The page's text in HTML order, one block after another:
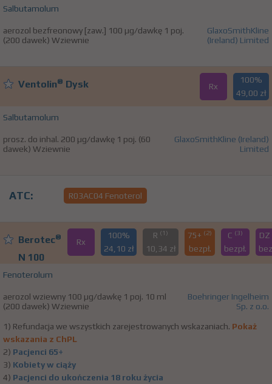
Salbutamolum
aerozol bezfreonowy [zaw.] 100 µg/dawkę 1 poj.
(200 dawek) Wziewnie
GlaxoSmithKline
(Ireland) Limited
Ventolin® Dysk Rx
100%
49,00 zł
Salbutamolum
prosz. do inhal. 200 µg/dawkę 1 poj. (60
dawek) Wziewnie
GlaxoSmithKline (Ireland)
Limited
ATC: R03AC04 Fenoterol
Berotec®
N 100
Rx
100%
24,10 zł
R (1)
10,34 zł
75+ (2)
bezpł.
C (3)
bezpł.
DZ
Fenoterolum
aerozol wziewny 100 µg/dawkę 1 poj. 10 ml
(200 dawek) Wziewnie
Boehringer Ingelheim
Sp. z o.o.
1) Refundacja we wszystkich zarejestrowanych wskazaniach. Pokaż
wskazania z ChPL
2) Pacjenci 65+
3) Kobiety w ciąży
4) Pacjenci do ukończenia 18 roku życia